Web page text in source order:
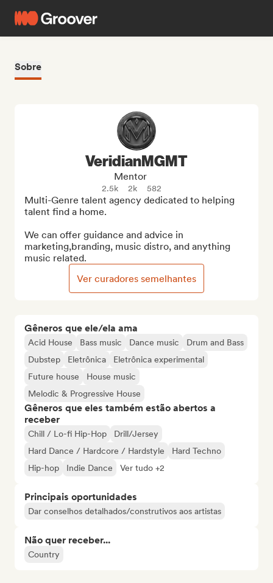
Sobre
Gêneros que ele/ela ama
Acid House Bass music Dance music
Drum and Bass
Dubstep
Eletrônica
Eletrônica experimental
Future house
House music
Melodic & Progressive House
Gêneros que eles também estão abertos a
receber
Chill / Lo-fi Hip-Hop
Drill/Jersey
Hard Dance / Hardcore / Hardstyle
Hard Techno
Hip-hop
Indie Dance Ver tudo +2
Principais oportunidades
Dar conselhos detalhados/construtivos aos artistas
Não quer receber...
Country
VeridianMGMT
Mentor
2.5k 2k 582
Multi-Genre talent agency dedicated to helping
talent find a home.
We can offer guidance and advice in
marketing,branding, music distro, and anything
music related.
Ver curadores semelhantes